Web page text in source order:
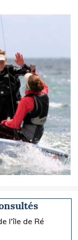
l'île de Ré